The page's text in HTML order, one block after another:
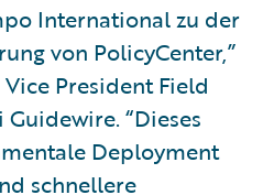
International zu der
von PolicyCenter,”
President Field
“Dieses
Deployment
schnellere